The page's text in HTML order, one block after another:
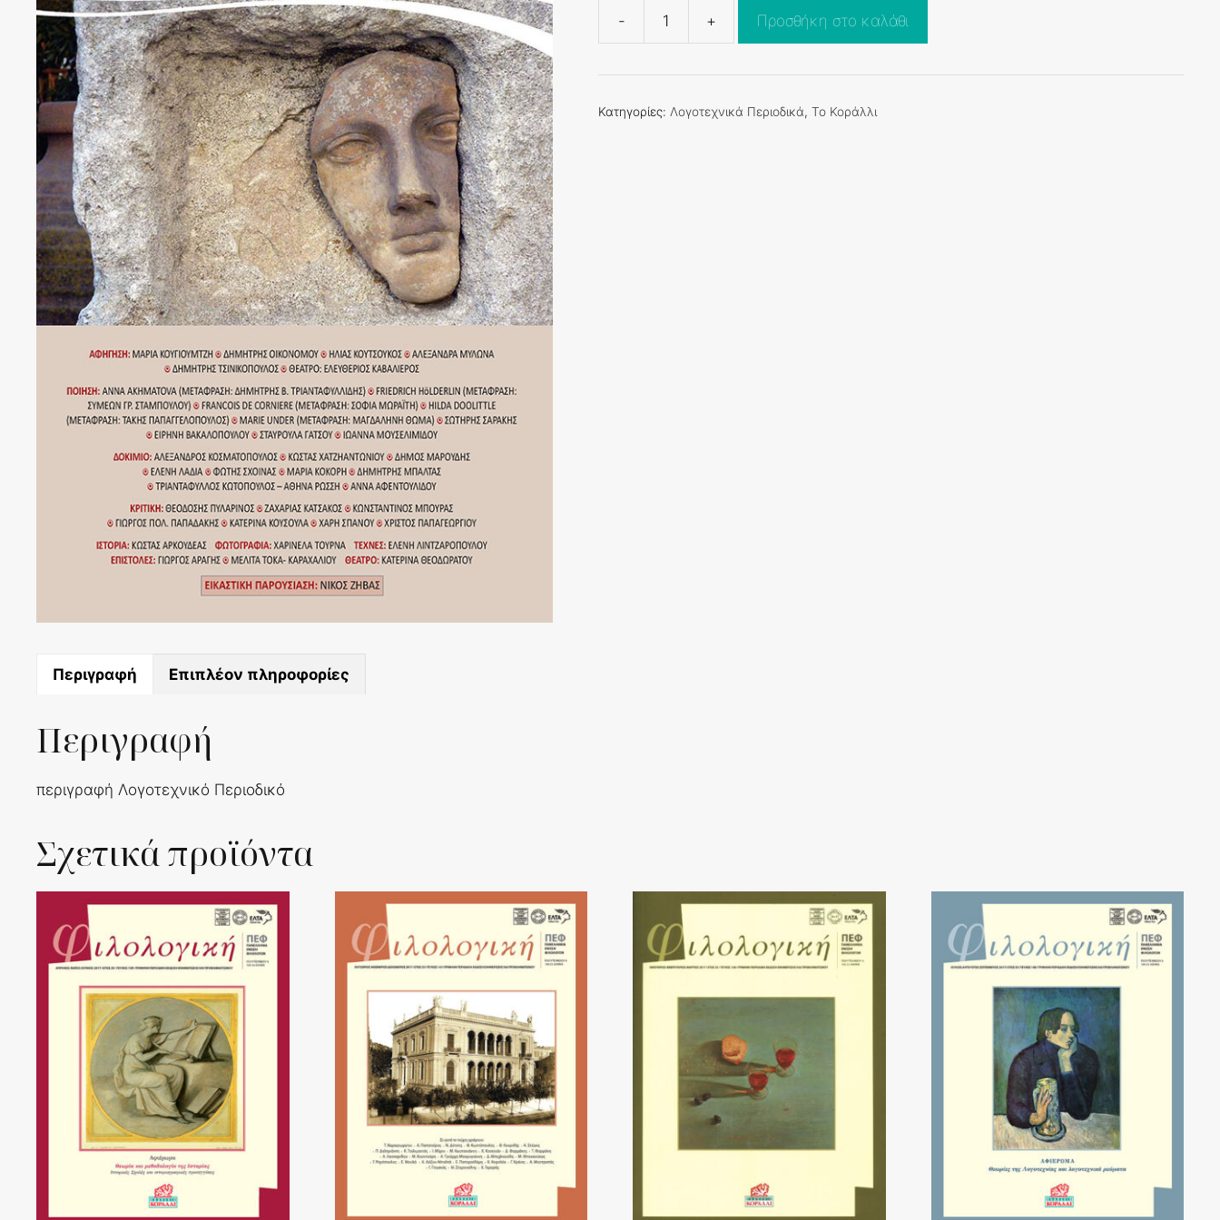
-
τ.11
ποσότητα
+ Προσθήκη στο καλάθι
Κατηγορίες: Λογοτεχνικά Περιοδικά,Το Κοράλλι
Περιγραφή Επιπλέον πληροφορίες
Περιγραφή
περιγραφή Λογοτεχνικό Περιοδικό
Σχετικά προϊόντα